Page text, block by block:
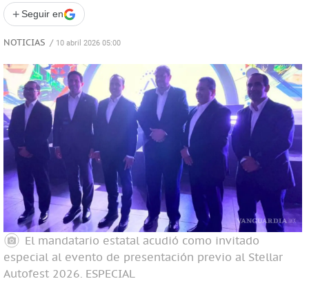
+ Seguir en
NOTICIAS / 10 abril 2026 05:00
El mandatario estatal acudió como invitado
especial al evento de presentación previo al Stellar
Autofest 2026. ESPECIAL